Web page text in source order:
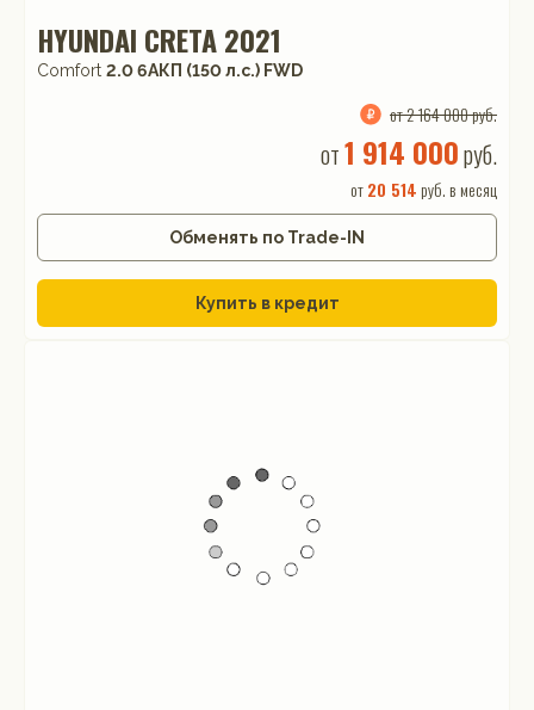
HYUNDAI CRETA 2021
Comfort 2.0 6AКП (150 л.с.) FWD
от 2 164 000 руб.
от1 914 000руб.
от20 514 руб. в месяц
Обменять по Trade-IN
Купить в кредит